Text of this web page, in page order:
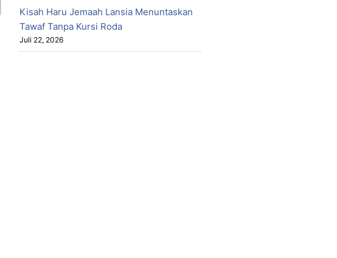
Kisah Haru Jemaah Lansia Menuntaskan
Tawaf Tanpa Kursi Roda
Juli 22, 2026